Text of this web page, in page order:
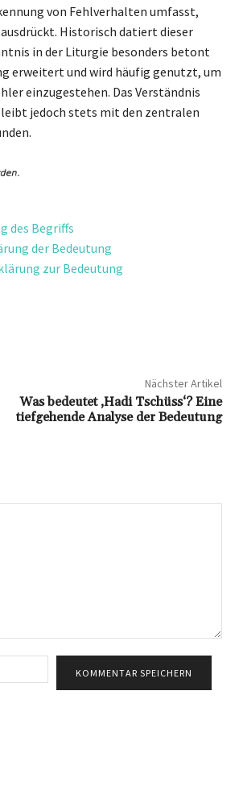
von Fehlverhalten umfasst,
Historisch datiert dieser
in der Liturgie besonders betont
erweitert und wird häufig genutzt, um
einzugestehen. Das Verständnis
jedoch stets mit den zentralen
des Begriffs
der Bedeutung
zur Bedeutung
Nächster Artikel
Was bedeutet ‚Hadi Tschüss‘? Eine
tiefgehende Analyse der Bedeutung
Mail:*